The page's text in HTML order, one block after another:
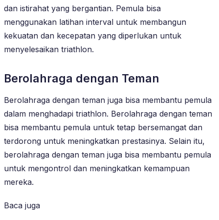
dan istirahat yang bergantian. Pemula bisa
menggunakan latihan interval untuk membangun
kekuatan dan kecepatan yang diperlukan untuk
menyelesaikan triathlon.
Berolahraga dengan Teman
Berolahraga dengan teman juga bisa membantu pemula
dalam menghadapi triathlon. Berolahraga dengan teman
bisa membantu pemula untuk tetap bersemangat dan
terdorong untuk meningkatkan prestasinya. Selain itu,
berolahraga dengan teman juga bisa membantu pemula
untuk mengontrol dan meningkatkan kemampuan
mereka.
Baca juga